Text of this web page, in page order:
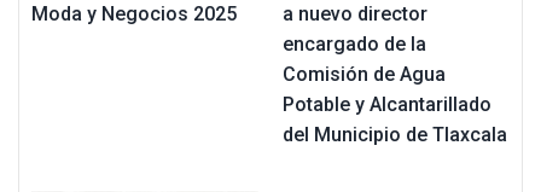
Moda y Negocios 2025
a nuevo director
encargado de la
Comisión de Agua
Potable y Alcantarillado
del Municipio de Tlaxcala